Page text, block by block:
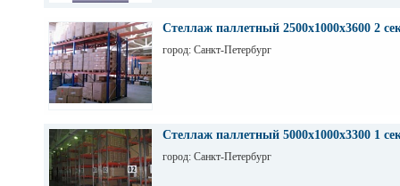
Стеллаж паллетный 2500х1000х3600 2
город: Санкт-Петербург
Стеллаж паллетный 5000х1000х3300 1
город: Санкт-Петербург